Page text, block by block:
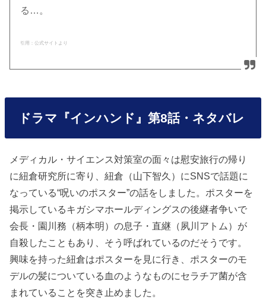
る…。
引用：公式サイトより
ドラマ『インハンド』第8話・ネタバレ
メディカル・サイエンス対策室の面々は慰安旅行の帰り
に紐倉研究所に寄り、紐倉（山下智久）にSNSで話題に
なっている“呪いのポスター”の話をしました。ポスターを
掲示しているキガシマホールディングスの後継者争いで
会長・園川務（柄本明）の息子・直継（夙川アトム）が
自殺したこともあり、そう呼ばれているのだそうです。
興味を持った紐倉はポスターを見に行き、ポスターのモ
デルの髪についている血のようなものにセラチア菌が含
まれていることを突き止めました。